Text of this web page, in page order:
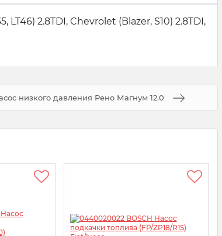
2.8TDI, Chevrolet (Blazer, S10) 2.8TDI,
низкого давления Рено Магнум 12.0